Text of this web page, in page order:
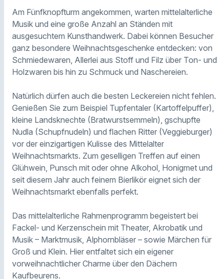
Am Fünfknopfturm angekommen, warten mittelalterliche
Musik und eine große Anzahl an Ständen mit
ausgesuchtem Kunsthandwerk. Dabei können Besucher
ganz besondere Weihnachtsgeschenke entdecken: von
Schmiedewaren, Allerlei aus Stoff und Filz über Ton- und
Holzwaren bis hin zu Schmuck und Naschereien.
Natürlich dürfen auch die besten Leckereien nicht fehlen.
Genießen Sie zum Beispiel Tupfentaler (Kartoffelpuffer),
kleine Landsknechte (Bratwurstsemmeln), gschupfte
Nudla (Schupfnudeln) und flachen Ritter (Veggieburger)
vor der einzigartigen Kulisse des Mittelalter
Weihnachtsmarkts. Zum geselligen Treffen auf einen
Glühwein, Punsch mit oder ohne Alkohol, Honigmet und
seit diesem Jahr auch feinem Bierlikör eignet sich der
Weihnachtsmarkt ebenfalls perfekt.
Das mittelalterliche Rahmenprogramm begeistert bei
Fackel- und Kerzenschein mit Theater, Akrobatik und
Musik – Marktmusik, Alphornbläser – sowie Märchen für
Groß und Klein. Hier entfaltet sich ein eigener
vorweihnachtlicher Charme über den Dächern
Kaufbeurens.